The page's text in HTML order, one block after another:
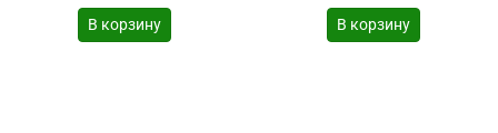
В корзину В корзину